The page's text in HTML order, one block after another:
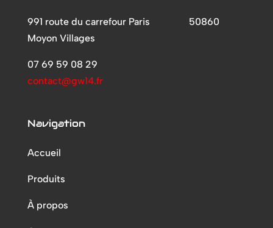
991 route du carrefour Paris 50860
Moyon Villages
07 69 59 08 29
contact@gw14.fr
Navigation
Accueil
Produits
À propos